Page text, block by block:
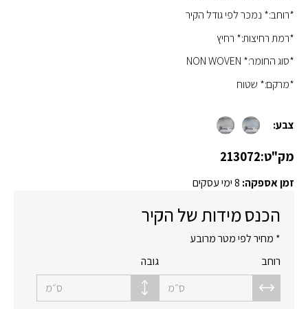
*רוחב:* נמכר לפי גודל הקיר
*רמת רחיצות:* רחיץ
*סוג החומר:* NON WOVEN
*מרקם:* שטוח
צבע:
מק"ט:213072
זמן אספקה: 8 ימי עסקים
הכנס מידות של הקיר
* מחיר לפי מטר מרובע
רוחב
ס״מ
גובה
ס״מ